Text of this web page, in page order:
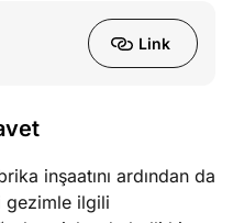
Link
inşaatını ardından da
gezimle ilgili